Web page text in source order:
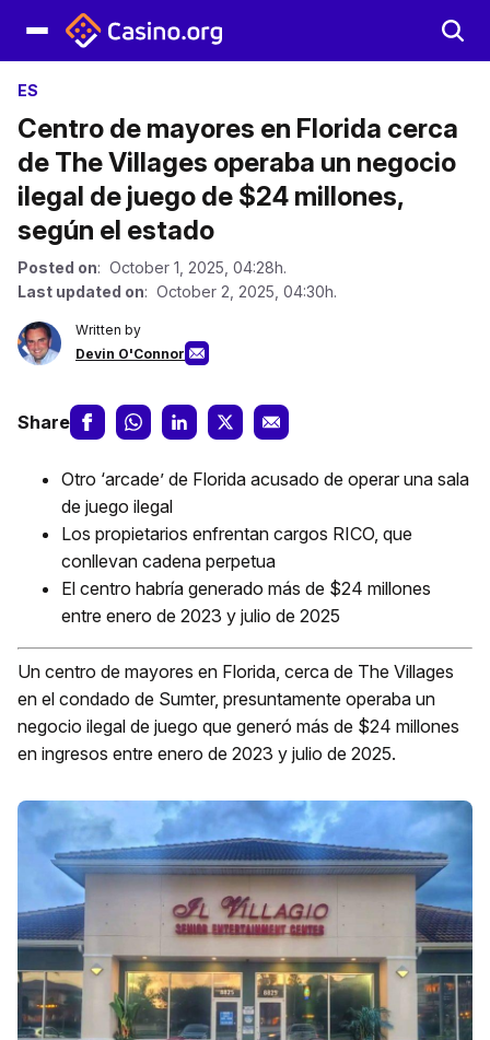
ES
Centro de mayores en Florida cerca
de The Villages operaba un negocio
ilegal de juego de $24 millones,
según el estado
Posted on: October 1, 2025, 04:28h.
Last updated on: October 2, 2025, 04:30h.
Written by
Devin O'Connor
Share
Otro ‘arcade’ de Florida acusado de operar una sala
de juego ilegal
Los propietarios enfrentan cargos RICO, que
conllevan cadena perpetua
El centro habría generado más de $24 millones
entre enero de 2023 y julio de 2025
Un centro de mayores en Florida, cerca de The Villages
en el condado de Sumter, presuntamente operaba un
negocio ilegal de juego que generó más de $24 millones
en ingresos entre enero de 2023 y julio de 2025.